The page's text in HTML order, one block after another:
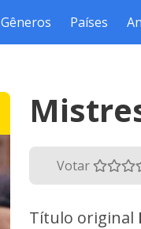
Gêneros Países
Votar
Título original